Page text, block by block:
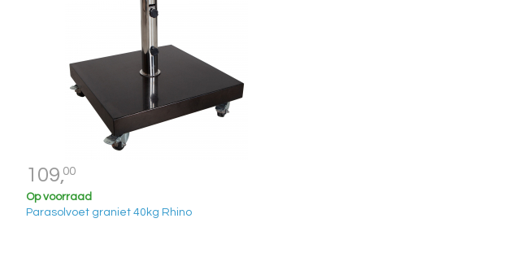
109,00
Op voorraad
Parasolvoet graniet 40kg Rhino